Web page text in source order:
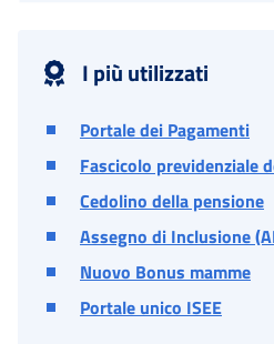
I più utilizzati
Portale dei Pagamenti
Fascicolo previdenziale
Cedolino della pensione
Assegno di Inclusione
Nuovo Bonus mamme
Portale unico ISEE